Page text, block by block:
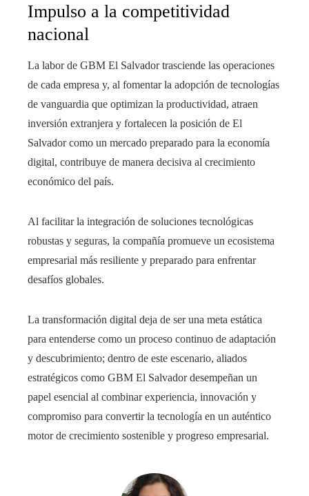
Impulso a la competitividad
nacional
La labor de GBM El Salvador trasciende las operaciones
de cada empresa y, al fomentar la adopción de tecnologías
de vanguardia que optimizan la productividad, atraen
inversión extranjera y fortalecen la posición de El
Salvador como un mercado preparado para la economía
digital, contribuye de manera decisiva al crecimiento
económico del país.
Al facilitar la integración de soluciones tecnológicas
robustas y seguras, la compañía promueve un ecosistema
empresarial más resiliente y preparado para enfrentar
desafíos globales.
La transformación digital deja de ser una meta estática
para entenderse como un proceso continuo de adaptación
y descubrimiento; dentro de este escenario, aliados
estratégicos como GBM El Salvador desempeñan un
papel esencial al combinar experiencia, innovación y
compromiso para convertir la tecnología en un auténtico
motor de crecimiento sostenible y progreso empresarial.